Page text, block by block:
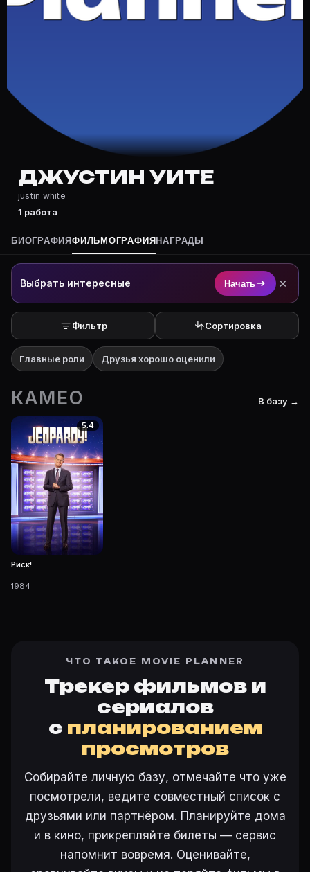
Где снимался Джустин Уите?
Джустин Уите — актёр. Биография и роли на
Где открыть фильмографию Джустин Уите?
На Movie Planner: https://movie-planner.ru/s/
ДЖУСТИН УИТЕ
justin white
1 работа
БИОГРАФИЯФИЛЬМОГРАФИЯ НАГРАДЫ
Выбрать интересные Начать ×
Фильтр Сортировка
Главные роли Друзья хорошо оценили
КАМЕО В базу →
5.4
Риск!
1984
ЧТО ТАКОЕ MOVIE PLANNER
Трекер фильмов и
сериалов
с планированием
просмотров
Собирайте личную базу, отмечайте что уже
посмотрели, ведите совместный список с
друзьями или партнёром. Планируйте дома
и в кино, прикрепляйте билеты — сервис
напомнит вовремя. Оценивайте,